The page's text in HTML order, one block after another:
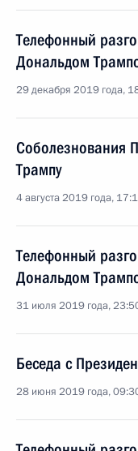
Телефонный
Дональдом
29 декабря 2019 года,
Соболезнования
Трампу
4 августа 2019 года,
Телефонный
Дональдом
31 июля 2019 года,
Беседа с
28 июня 2019 года,